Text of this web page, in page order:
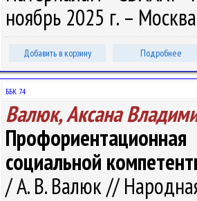
ноябрь 2025 г. –
Добавить в корзину Подробнее
ББК 74
Валюк, Аксана
социальной
/ А. В. Валюк //